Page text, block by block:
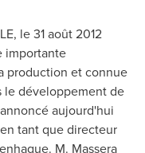
, le 31 août 2012
importante
production et connue
le développement de
aujourd'hui
en tant que directeur
M. Massera